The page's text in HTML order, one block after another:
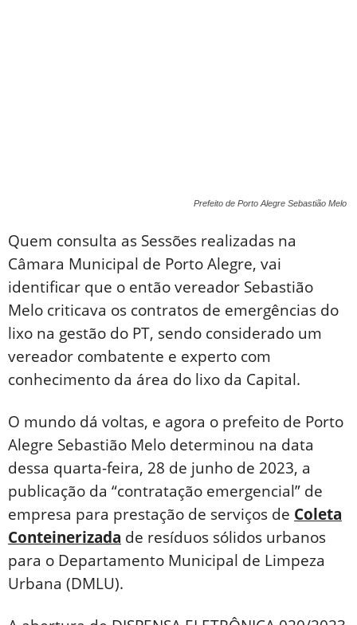
Prefeito de Porto Alegre Sebastião Melo
Quem consulta as Sessões realizadas na
Câmara Municipal de Porto Alegre, vai
identificar que o então vereador Sebastião
Melo criticava os contratos de emergências do
lixo na gestão do PT, sendo considerado um
vereador combatente e experto com
conhecimento da área do lixo da Capital.
O mundo dá voltas, e agora o prefeito de Porto
Alegre Sebastião Melo determinou na data
dessa quarta-feira, 28 de junho de 2023, a
publicação da “contratação emergencial” de
empresa para prestação de serviços de Coleta
Conteinerizada de resíduos sólidos urbanos
para o Departamento Municipal de Limpeza
Urbana (DMLU).